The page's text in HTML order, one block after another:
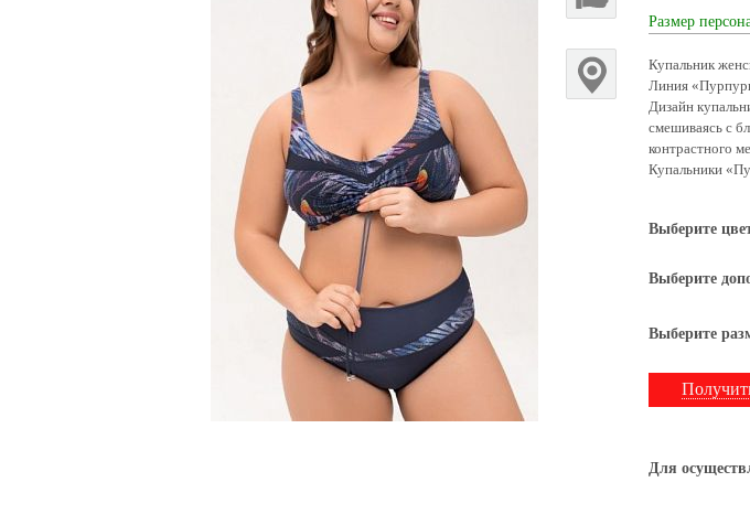
Размер
Купальник
Линия
Дизайн
смешиваясь с
контрастного
Купальники
Выберите
Выберите
Выберите
Для